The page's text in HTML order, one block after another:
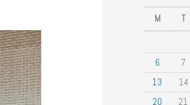
M T
6
7
13
14
20
21